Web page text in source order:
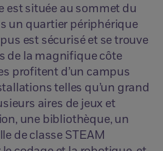
est située au sommet du
un quartier périphérique
est sécurisé et se trouve
de la magnifique côte
profitent d’un campus
telles qu’un grand
aires de jeux et
une bibliothèque, un
de classe STEAM